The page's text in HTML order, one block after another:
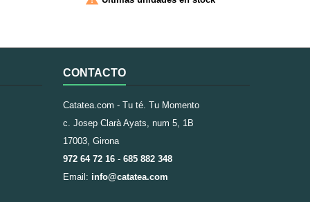
CONTACTO
Catatea.com - Tu té. Tu Momento
c. Josep Clarà Ayats, num 5, 1B
17003, Girona
972 64 72 16 - 685 882 348
Email: info@catatea.com